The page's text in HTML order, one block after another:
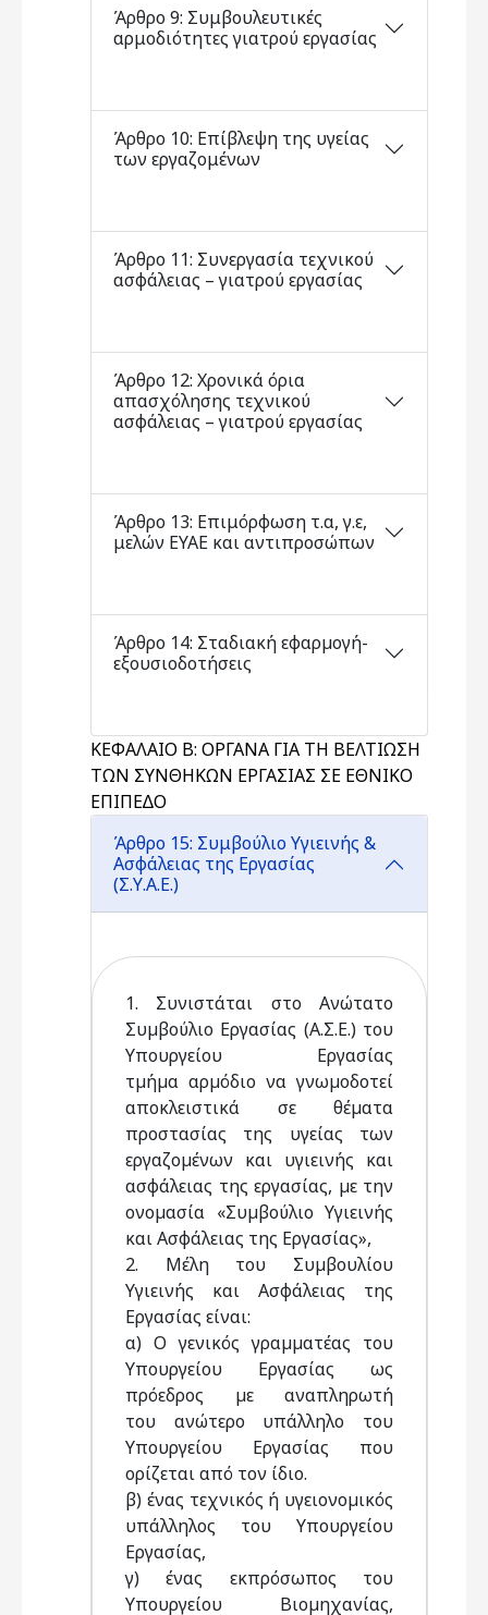
Άρθρο 9: Συμβουλευτικές
αρμοδιότητες γιατρού εργασίας
Άρθρο 10: Επίβλεψη της υγείας
των εργαζομένων
Άρθρο 11: Συνεργασία τεχνικού
ασφάλειας – γιατρού εργασίας
Άρθρο 12: Χρονικά όρια
απασχόλησης τεχνικού
ασφάλειας – γιατρού εργασίας
Άρθρο 13: Επιμόρφωση τ.α, γ.ε,
μελών ΕΥΑΕ και αντιπροσώπων
Άρθρο 14: Σταδιακή εφαρµογή-
εξουσιοδοτήσεις
ΚΕΦΑΛΑΙΟ Β: ΟΡΓΑΝΑ ΓΙΑ ΤΗ ΒΕΛΤΙΩΣΗ
ΤΩΝ ΣΥΝΘΗΚΩΝ ΕΡΓΑΣΙΑΣ ΣΕ ΕΘΝΙΚΟ
ΕΠΙΠΕ∆Ο
Άρθρο 15: Συμβούλιο Υγιεινής &
Ασφάλειας της Εργασίας
(Σ.Υ.Α.Ε.)
1. Συνιστάται στο Ανώτατο
Συµβούλιο Εργασίας (Α.Σ.Ε.) του
Υπουργείου Εργασίας
τµήµα αρµόδιο να γνωµοδοτεί
αποκλειστικά σε θέµατα
προστασίας της υγείας των
εργαζοµένων και υγιεινής και
ασφάλειας της εργασίας, µε την
ονοµασία «Συµβούλιο Υγιεινής
και Ασφάλειας της Εργασίας»,
2. Μέλη του Συµβουλίου
Υγιεινής και Ασφάλειας της
Εργασίας είναι:
α) Ο γενικός γραµµατέας του
Υπουργείου Εργασίας ως
πρόεδρος µε αναπληρωτή
του ανώτερο υπάλληλο του
Υπουργείου Εργασίας που
ορίζεται από τον ίδιο.
β) ένας τεχνικός ή υγειονοµικός
υπάλληλος του Υπουργείου
Εργασίας,
γ) ένας εκπρόσωπος του
Υπουργείου Βιοµηχανίας,